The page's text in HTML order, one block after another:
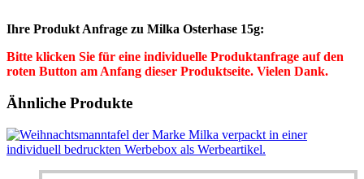
Ihre Produkt Anfrage zu Milka Osterhase 15g:
Bitte klicken Sie für eine individuelle Produktanfrage auf den
roten Button am Anfang dieser Produktseite. Vielen Dank.
Ähnliche Produkte